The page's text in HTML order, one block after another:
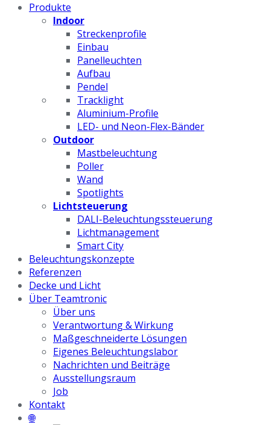
Produkte
Indoor
Streckenprofile
Einbau
Panelleuchten
Aufbau
Pendel
Tracklight
Aluminium-Profile
LED- und Neon-Flex-Bänder
Outdoor
Mastbeleuchtung
Poller
Wand
Spotlights
Lichtsteuerung
DALI-Beleuchtungssteuerung
Lichtmanagement
Smart City
Beleuchtungskonzepte
Referenzen
Decke und Licht
Über Teamtronic
Über uns
Verantwortung & Wirkung
Maßgeschneiderte Lösungen
Eigenes Beleuchtungslabor
Nachrichten und Beiträge
Ausstellungsraum
Job
Kontakt
🌐